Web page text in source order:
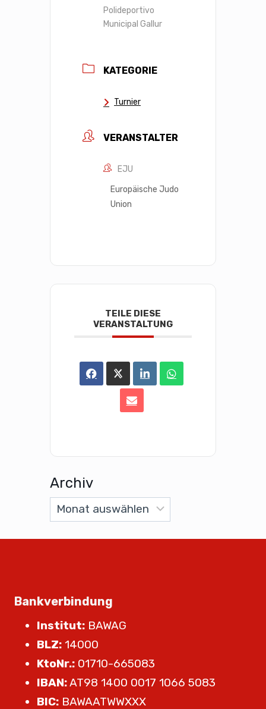
Polideportivo
Municipal Gallur
KATEGORIE
Turnier
VERANSTALTER
EJU
Europäische Judo
Union
TEILE DIESE
VERANSTALTUNG
Archiv
Bankverbindung
Institut: BAWAG
BLZ: 14000
KtoNr.: 01710-665083
IBAN:AT98 1400 0017 1066 5083
BIC: BAWAATWWXXX